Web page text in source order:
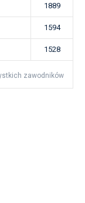
1889
1594
1528
zawodników